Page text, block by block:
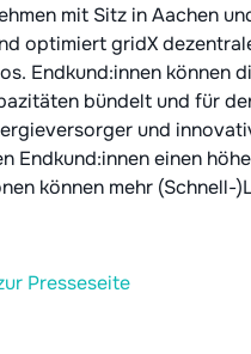
mit Sitz in Aachen
optimiert gridX
Endkund:innen können
bündelt und für
und
Endkund:innen einen
können mehr (Schnell-
Presseseite